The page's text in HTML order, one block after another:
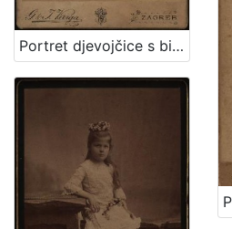
Portret djevojčice s bijelom kapom / G. & I.Varga